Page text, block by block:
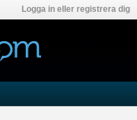
Logga in eller registrera dig